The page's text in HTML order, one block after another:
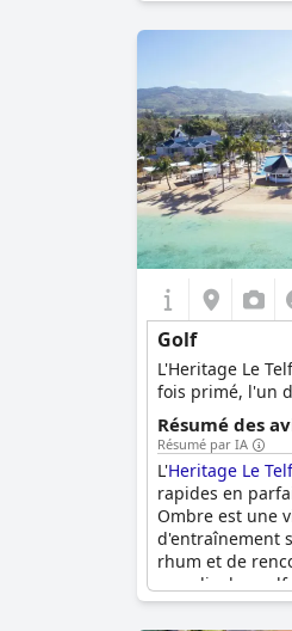
Golf
L'Heritage Le
fois primé, l'un
Résumé des
Résumé par IA
L'Heritage Le
rapides en
Ombre est une
d'entraînement
rhum et de
paradis des